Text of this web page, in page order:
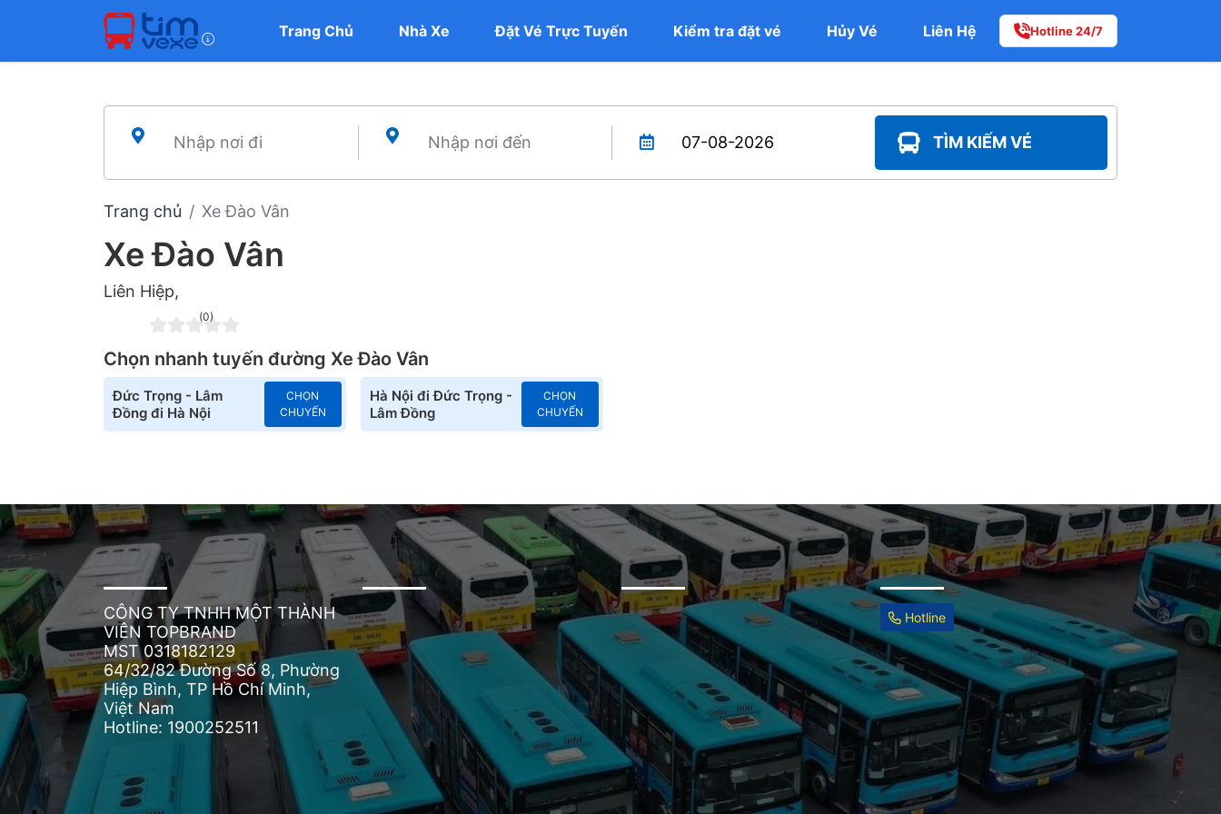
Trang Chủ Nhà Xe Đặt Vé Trực Tuyến Kiểm tra đặt vé Hủy Vé Liên Hệ Hotline 24/7
TÌM KIẾM VÉ
Trang chủ Xe Đào Vân
Xe Đào Vân
Liên Hiệp,
(0)
Chọn nhanh tuyến đường Xe Đào Vân
Đức Trọng - Lâm
Đồng đi Hà Nội
CHỌN
CHUYẾN
Hà Nội đi Đức Trọng -
Lâm Đồng
CHỌN
CHUYẾN
CÔNG TY TNHH MỘT THÀNH
VIÊN TOPBRAND
MST 0318182129
64/32/82 Đường Số 8, Phường
Hiệp Bình, TP Hồ Chí Minh,
Việt Nam
Hotline: 1900252511
Hotline